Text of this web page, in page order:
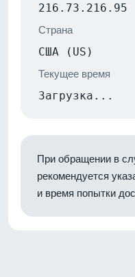
216.73.216.95
Страна
США (US)
Текущее время
Загрузка...
При обращении в
рекомендуется
и время попытки